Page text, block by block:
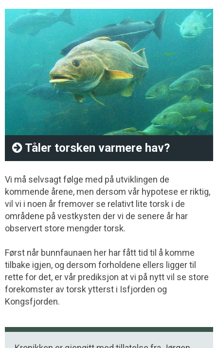
Tåler torsken varmere hav?
Vi må selvsagt følge med på utviklingen de
kommende årene, men dersom vår hypotese er riktig,
vil vi i noen år fremover se relativt lite torsk i de
områdene på vestkysten der vi de senere år har
observert store mengder torsk.
Først når bunnfaunaen her har fått tid til å komme
tilbake igjen, og dersom forholdene ellers ligger til
rette for det, er vår prediksjon at vi på nytt vil se store
forekomster av torsk ytterst i Isfjorden og
Kongsfjorden.